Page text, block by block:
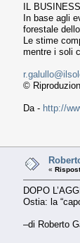
IL
In base agli
forestale
Le stime
mentre i soli
©
Da - http://
«
DOPO
Ostia: la
–di Roberto